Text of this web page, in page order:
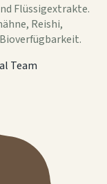
Flüssigextrakte.
Reishi,
Team